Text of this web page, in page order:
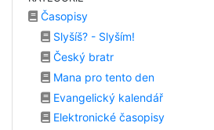
Časopisy
Slyšíš? - Slyším!
Český bratr
Mana pro tento den
Evangelický kalendář
Elektronické časopisy